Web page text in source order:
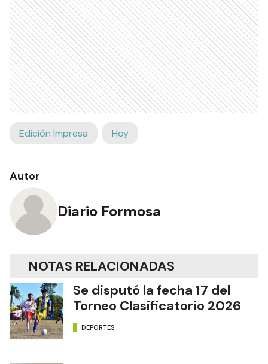
Edición Impresa Hoy
Autor
Diario Formosa
NOTAS RELACIONADAS
Se disputó la fecha 17 del
Torneo Clasificatorio 2026
DEPORTES